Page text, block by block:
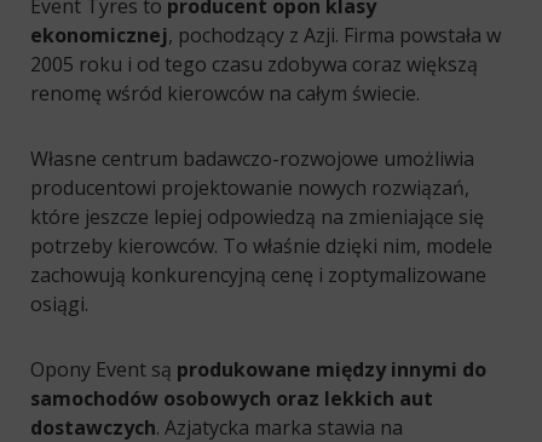
Event Tyres to producent opon klasy
ekonomicznej, pochodzący z Azji. Firma powstała w
2005 roku i od tego czasu zdobywa coraz większą
renomę wśród kierowców na całym świecie.
Własne centrum badawczo-rozwojowe umożliwia
producentowi projektowanie nowych rozwiązań,
które jeszcze lepiej odpowiedzą na zmieniające się
potrzeby kierowców. To właśnie dzięki nim, modele
zachowują konkurencyjną cenę i zoptymalizowane
osiągi.
Opony Event są produkowane między innymi do
samochodów osobowych oraz lekkich aut
dostawczych. Azjatycka marka stawia na